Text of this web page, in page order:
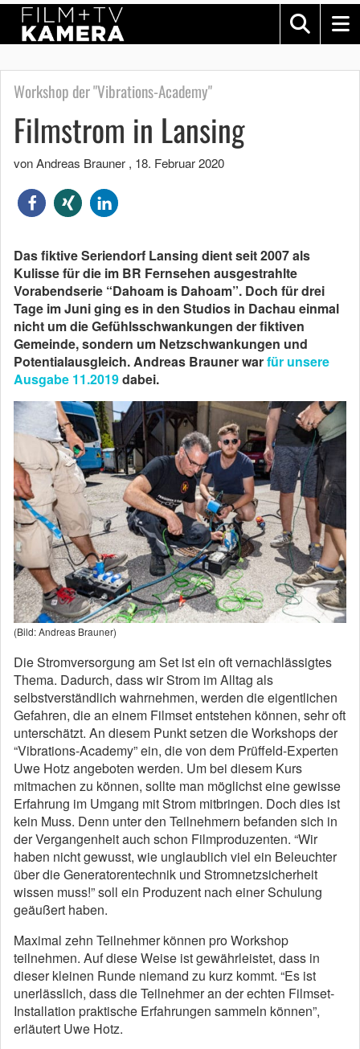
Workshop der "Vibrations-Academy"
Filmstrom in Lansing
von Andreas Brauner , 18. Februar 2020
Das fiktive Seriendorf Lansing dient seit 2007 als
Kulisse für die im BR Fernsehen ausgestrahlte
Vorabendserie “Dahoam is Dahoam”. Doch für drei
Tage im Juni ging es in den Studios in Dachau einmal
nicht um die Gefühlsschwankungen der fiktiven
Gemeinde, sondern um Netzschwankungen und
Potentialausgleich. Andreas Brauner warfür unsere
Ausgabe 11.2019dabei.
(Bild: Andreas Brauner)
Die Stromversorgung am Set ist ein oft vernachlässigtes
Thema. Dadurch, dass wir Strom im Alltag als
selbstverständlich wahrnehmen, werden die eigentlichen
Gefahren, die an einem Filmset entstehen können, sehr oft
unterschätzt. An diesem Punkt setzen die Workshops der
“Vibrations-Academy” ein, die von dem Prüffeld-Experten
Uwe Hotz angeboten werden. Um bei diesem Kurs
mitmachen zu können, sollte man möglichst eine gewisse
Erfahrung im Umgang mit Strom mitbringen. Doch dies ist
kein Muss. Denn unter den Teilnehmern befanden sich in
der Vergangenheit auch schon Filmproduzenten. “Wir
haben nicht gewusst, wie unglaublich viel ein Beleuchter
über die Generatorentechnik und Stromnetzsicherheit
wissen muss!” soll ein Produzent nach einer Schulung
geäußert haben.
Maximal zehn Teilnehmer können pro Workshop
teilnehmen. Auf diese Weise ist gewährleistet, dass in
dieser kleinen Runde niemand zu kurz kommt. “Es ist
unerlässlich, dass die Teilnehmer an der echten Filmset-
Installation praktische Erfahrungen sammeln können”,
erläutert Uwe Hotz.